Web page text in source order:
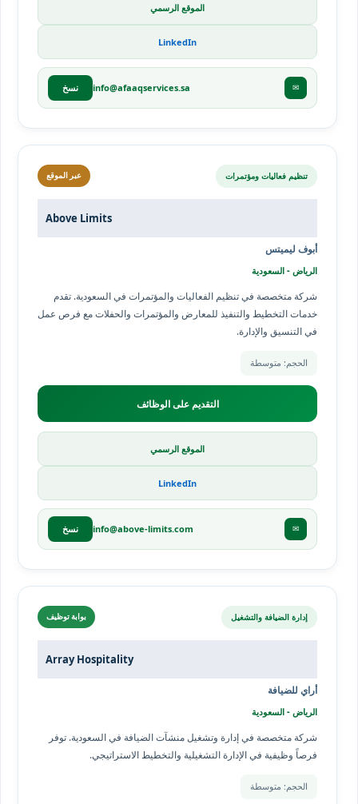
الموقع الرسمي
LinkedIn
✉
info@afaaqservices.sa نسخ
تنظيم فعاليات ومؤتمرات عبر الموقع
Above Limits
أبوف ليميتس
الرياض - السعودية
شركة متخصصة في تنظيم الفعاليات والمؤتمرات في السعودية. تقدم
خدمات التخطيط والتنفيذ للمعارض والمؤتمرات والحفلات مع فرص عمل
في التنسيق والإدارة.
الحجم: متوسطة
التقديم على الوظائف
الموقع الرسمي
LinkedIn
✉
info@above-limits.com نسخ
إدارة الضيافة والتشغيل بوابة توظيف
Array Hospitality
أراي للضيافة
الرياض - السعودية
شركة متخصصة في إدارة وتشغيل منشآت الضيافة في السعودية. توفر
فرصاً وظيفية في الإدارة التشغيلية والتخطيط الاستراتيجي.
الحجم: متوسطة